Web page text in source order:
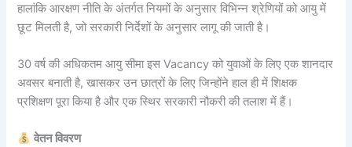
हालांकि आरक्षण नीति के अंतर्गत नियमों के अनुसार विभिन्न श्रेणियों को आयु में
छूट मिलती है, जो सरकारी निर्देशों के अनुसार लागू की जाती है।
30 वर्ष की अधिकतम आयु सीमा इस Vacancy को युवाओं के लिए एक शानदार
अवसर बनाती है, खासकर उन छात्रों के लिए जिन्होंने हाल ही में शिक्षक
प्रशिक्षण पूरा किया है और एक स्थिर सरकारी नौकरी की तलाश में हैं।
वेतन विवरण